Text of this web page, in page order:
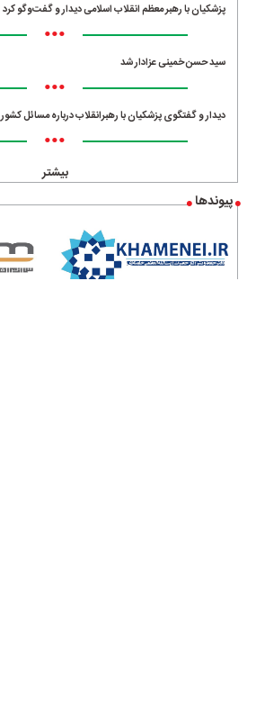
پزشکیان با رهبر معظم انقلاب اسلامی دیدار و گفت‌وگو کرد
•••
سید حسن خمینی عزادار شد
•••
دیدار و گفتگوی پزشکیان با رهبرانقلاب درباره مسائل کشور
•••
بیشتر
پیوندها